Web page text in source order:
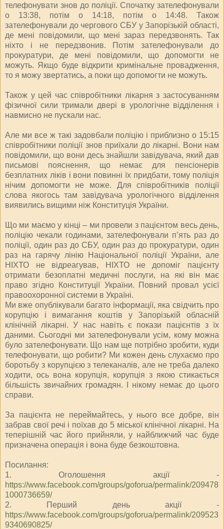
телефонувати знов до поліції. Спочатку зателефонували
о 13:38, потім о 14:18, потім о 14:48. Також
зателефонували до чергового СБУ у Запорізькій області,
де мені повідомили, що мені зараз передзвонять. Так
ніхто і не передзвонив. Потім зателефонували до
прокуратури, де мені повідомили, що допомогти не
можуть. Якщо буде відкрити кримінальне провадження,
то я можу звертатись, а поки що допомогти не можуть.
Також у цей час співробітники лікарня з застосуванням
фізичної сили тримали двері в урологічне відділення і
навмисно не пускали нас.
Але ми все ж такі задовбали поліцію і приблизно о 15:15
співробітники поліції знов приїхали до лікарні. Вони нам
повідомили, що вони десь знайшли завідувача, який дав
письмові пояснення, що немає для пенсіонерів
безплатних ліків і вони повинні їх придбати, тому поліція
нічим допомогти не може. Для співробітників поліції
слова якогось там завідувача урологічного відділення
виявились вищими ніж Конституція України.
Що ми маємо у кінці – ми провели з пацієнтом весь день,
поліцію чекали годинами, зателефонували п’ять раз до
поліції, один раз до СБУ, один раз до прокуратури, один
раз на гарячу лінію Національної поліції України, але
НІХТО не відреагував, НІХТО не допоміг пацієнту
отримати безоплатні медичні послуги, на які він має
право згідно Конституції України. Повний провал усієї
правоохоронної системи в Україні.
Ми вже опублікували багато інформації, яка свідчить про
корупцію і вимагання коштів у Запорізькій обласній
клінічній лікарні. У нас навіть є покази пацієнтів з їх
даними. Сьогодні ми зателефонували усім, кому можна
було зателефонувати. Що нам ще потрібно зробити, куди
телефонувати, що робити? Ми кожен день слухаємо про
боротьбу з корупцією з телеканалів, але не треба далеко
ходити, ось вона корупція, корупція з якою стикається
більшість звичайних громадян. І нікому немає до цього
справи.
За пацієнта не переймайтесь, у нього все добре, він
забрав свої речі і поїхав до 5 міської клінічної лікарні. На
теперішній час його прийняли, у найближчий час буде
призначена операція і вона буде безкоштовна.
Посилання:
1. Оголошення акції -
https://www.facebook.com/groups/goforua/permalink/209478
1000736659/
2. Перший день акції -
https://www.facebook.com/groups/goforua/permalink/209523
9340690825/